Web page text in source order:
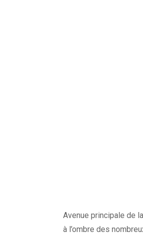
Avenue principale de
à l’ombre des